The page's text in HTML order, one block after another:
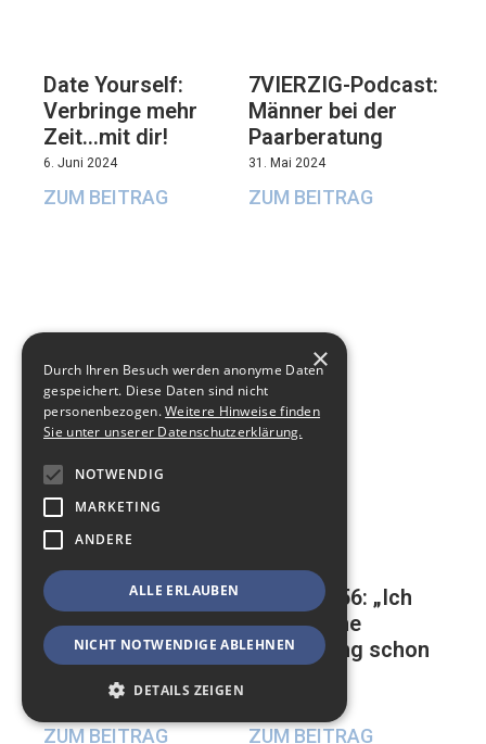
Date Yourself:
Verbringe mehr
Zeit…mit dir!
6. Juni 2024
ZUM BEITRAG
7VIERZIG-Podcast:
Männer bei der
Paarberatung
31. Mai 2024
ZUM BEITRAG
Auf der ewigen
Suche nach einer
glücklichen
Beziehung
23. Mai 2024
ZUM BEITRAG
Mathias, 56: „Ich
habe meine
Beerdigung schon
ZUM BEITRAG
×
Durch Ihren Besuch werden anonyme Daten
gespeichert. Diese Daten sind nicht
personenbezogen.Weitere Hinweise finden
Sie unter unserer Datenschutzerklärung.
NOTWENDIG
MARKETING
ANDERE
ALLE ERLAUBEN
NICHT NOTWENDIGE ABLEHNEN
DETAILS ZEIGEN